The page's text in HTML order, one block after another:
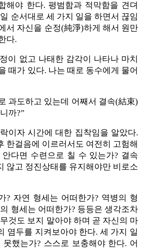
해야 한다. 평범함과 적막함을 견뎌
순서대로 세 가지 일을 하면서 끊임
서 자신을 순정(純淨)하게 해서 원만
다.
이 없고 나태한 감각이 나타나 마치
때가 있다. 나는 때로 동수에게 물어
과도하고 있는데 어째서 결속(結束)
까?”
이자 시간에 대한 집착임을 알았다.
한걸음에 이르러서도 여전히 고험해
다면 수련으로 칠 수 있는가? 결속
않고 정진상태를 유지해야만 비로소
? 자연 형세는 어떠한가? 역병의 형
형세는 어떠한가? 등등은 생각조차
것도 보지 말아야 하며 곧 자신의 마
염두를 지켜보아야 한다. 세 가지 일
했는가? 스스로 보충해야 한다. 어